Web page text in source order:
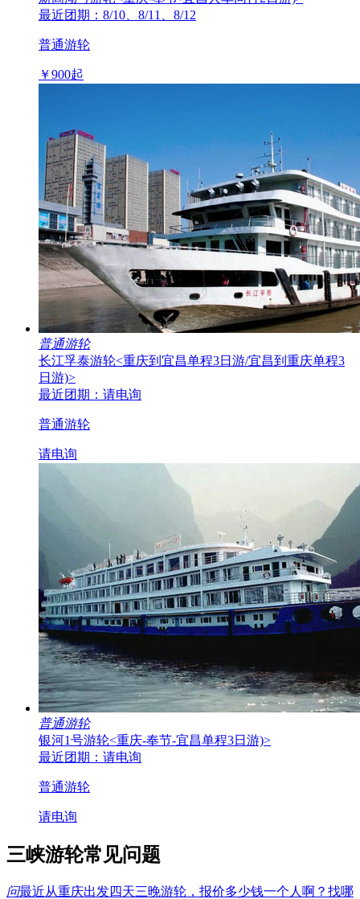
最近团期：8/10、8/11、8/12
普通游轮
￥900起
普通游轮
长江孚泰游轮<重庆到宜昌单程3日游/宜昌到重庆单程3
日游)>
最近团期：请电询
普通游轮
请电询
普通游轮
银河1号游轮<重庆-奉节-宜昌单程3日游)>
最近团期：请电询
普通游轮
请电询
三峡游轮常见问题
问最近从重庆出发四天三晚游轮，报价多少钱一个人啊？找哪